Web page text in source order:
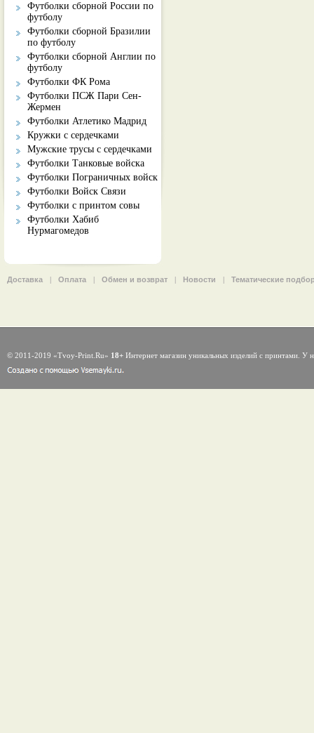
Футболки сборной России по
футболу
Футболки сборной Бразилии
по футболу
Футболки сборной Англии по
футболу
Футболки ФК Рома
Футболки ПСЖ Пари Сен-
Жермен
Футболки Атлетико Мадрид
Кружки с сердечками
Мужские трусы с сердечками
Футболки Танковые войска
Футболки Пограничных войск
Футболки Войск Связи
Футболки с принтом совы
Футболки Хабиб
Нурмагомедов
Доставка | Оплата | Обмен и возврат | Новости | Тематические
© 2011-2019 «Tvoy-Print.Ru» 18+ Интернет магазин уникальных изделий с принтами. У